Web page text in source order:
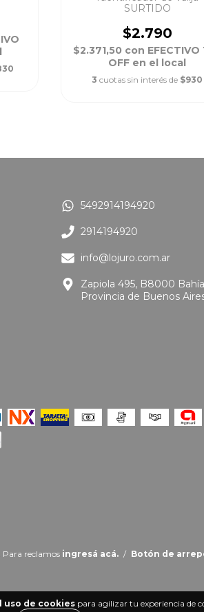
uso de cookies para agilizar tu experiencia de
SURTIDO
$2.790
$2.371,50 con EFECTIVO
OFF en el local
3 cuotas sin interés de $930
5492914194920
2914194920
info@lojuro.com.ar
Zapiola 495, B8000
Provincia de Buenos
Para reclamos ingresá acá. / Botón de